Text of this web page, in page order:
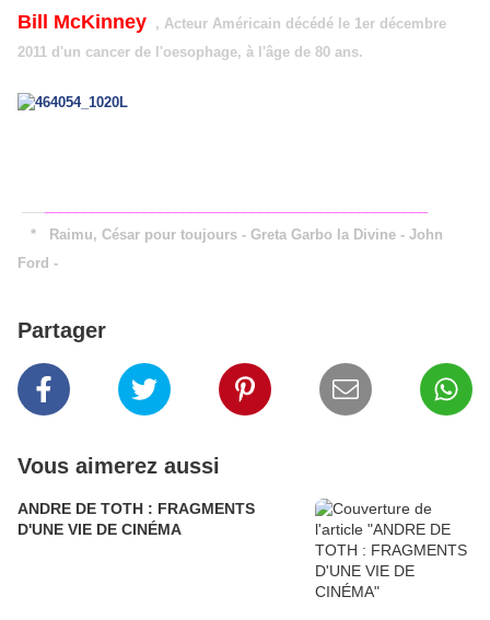
Bill McKinney , Acteur Américain décédé le 1er décembre
2011 d'un cancer de l'oesophage, à l'âge de 80 ans.
* Raimu, César pour toujours - Greta Garbo la Divine - John
Ford -
Partager
Vous aimerez aussi
ANDRE DE TOTH : FRAGMENTS
D'UNE VIE DE CINÉMA